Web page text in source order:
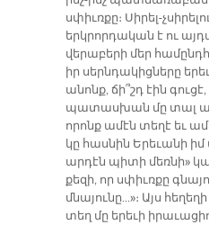
սփիւռքը։ Սիրել-
երկրորդական է ու
վերաբերի մեր
իր սերնդակիցները
անոնք, ճի՞շդ էին
պատասխան մը տալ
որոնք ամէն տեղէ եւ
կը հասնին Երեւանի իմ
արդէն պիտի մեռնի»
քեզի, որ սփիւռքը
մնայունը...»։ Այս
տեղ մը երեւի